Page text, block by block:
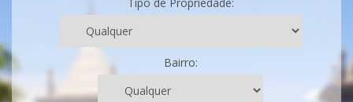
Tipo de Propriedade:
Bairro: